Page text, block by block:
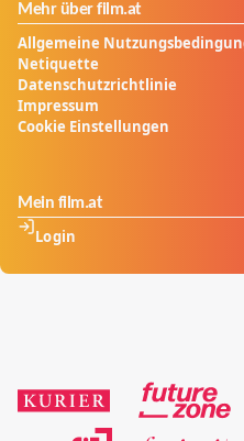
Mehr über film.at
Allgemeine
Netiquette
Datenschutzrichtlinie
Impressum
Cookie Einstellungen
Mein film.at
Login